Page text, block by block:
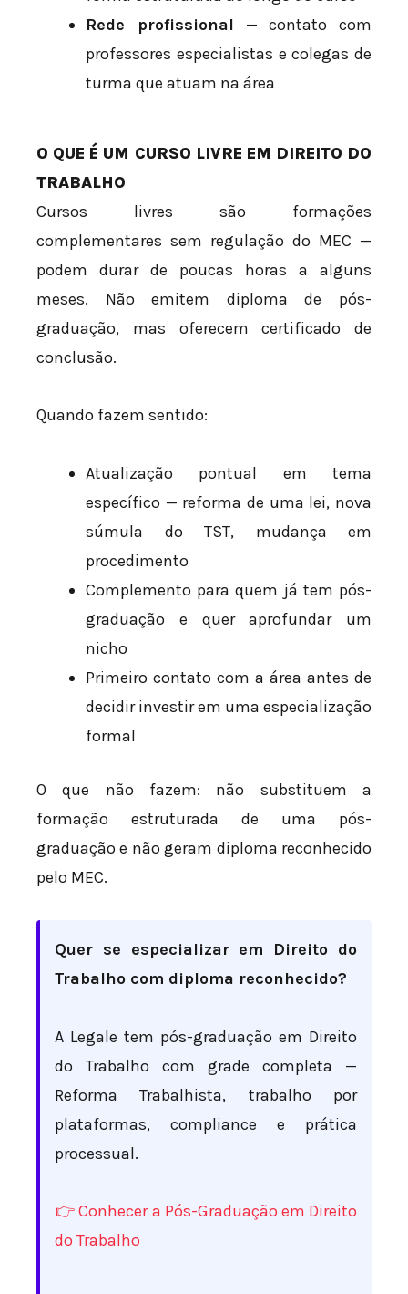
Rede profissional — contato com
professores especialistas e colegas de
turma que atuam na área
O QUE É UM CURSO LIVRE EM DIREITO DO
TRABALHO
Cursos livres são formações
complementares sem regulação do MEC —
podem durar de poucas horas a alguns
meses. Não emitem diploma de pós-
graduação, mas oferecem certificado de
conclusão.
Quando fazem sentido:
Atualização pontual em tema
específico — reforma de uma lei, nova
súmula do TST, mudança em
procedimento
Complemento para quem já tem pós-
graduação e quer aprofundar um
nicho
Primeiro contato com a área antes de
decidir investir em uma especialização
formal
O que não fazem: não substituem a
formação estruturada de uma pós-
graduação e não geram diploma reconhecido
pelo MEC.
Quer se especializar em Direito do
Trabalho com diploma reconhecido?
A Legale tem pós-graduação em Direito
do Trabalho com grade completa —
Reforma Trabalhista, trabalho por
plataformas, compliance e prática
processual.
👉 Conhecer a Pós-Graduação em Direito
do Trabalho